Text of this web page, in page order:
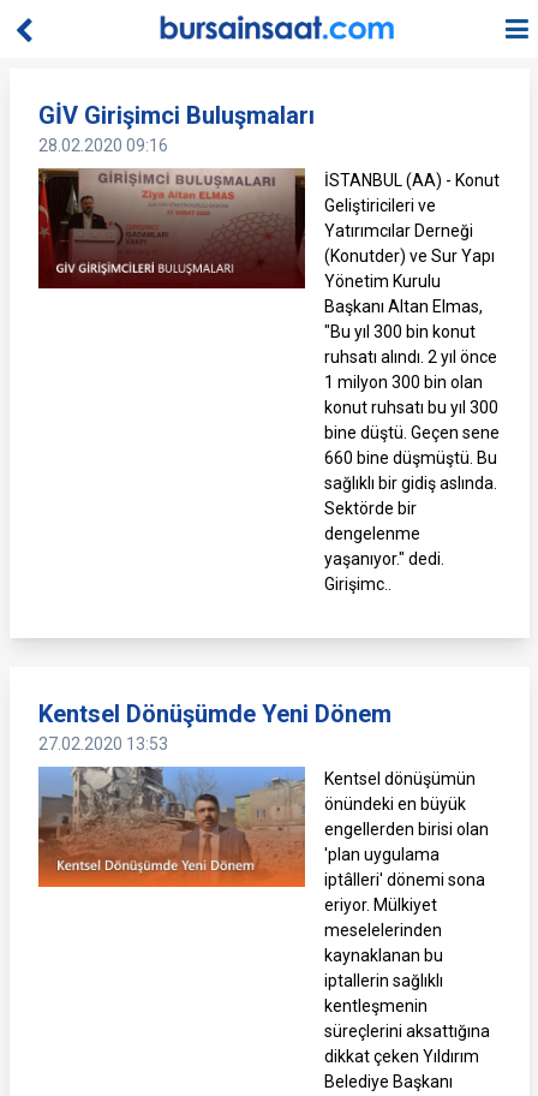
GİV Girişimci Buluşmaları
28.02.2020 09:16
İSTANBUL (AA) - Konut
Geliştiricileri ve
Yatırımcılar Derneği
(Konutder) ve Sur Yapı
Yönetim Kurulu
Başkanı Altan Elmas,
"Bu yıl 300 bin konut
ruhsatı alındı. 2 yıl önce
1 milyon 300 bin olan
konut ruhsatı bu yıl 300
bine düştü. Geçen sene
660 bine düşmüştü. Bu
sağlıklı bir gidiş aslında.
Sektörde bir
dengelenme
yaşanıyor." dedi.
Girişimc..
Kentsel Dönüşümde Yeni Dönem
27.02.2020 13:53
Kentsel dönüşümün
önündeki en büyük
engellerden birisi olan
'plan uygulama
iptâlleri' dönemi sona
eriyor. Mülkiyet
meselelerinden
kaynaklanan bu
iptallerin sağlıklı
kentleşmenin
süreçlerini aksattığına
dikkat çeken Yıldırım
Belediye Başkanı